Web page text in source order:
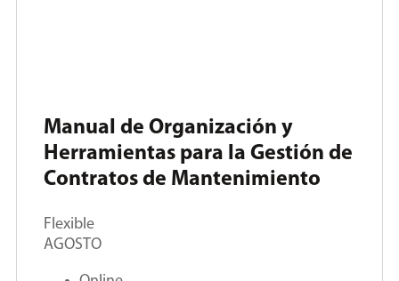
Manual de Organización y
Herramientas para la Gestión de
Contratos de Mantenimiento
Flexible
AGOSTO